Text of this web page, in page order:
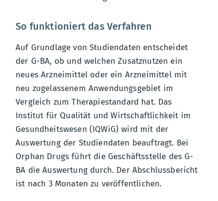
So funktioniert das Verfahren
Auf Grundlage von Studiendaten entscheidet
der G-BA, ob und welchen Zusatznutzen ein
neues Arzneimittel oder ein Arzneimittel mit
neu zugelassenem Anwendungsgebiet im
Vergleich zum Therapiestandard hat. Das
Institut für Qualität und Wirtschaftlichkeit im
Gesundheitswesen (IQWiG) wird mit der
Auswertung der Studiendaten beauftragt. Bei
Orphan Drugs führt die Geschäftsstelle des G-
BA die Auswertung durch. Der Abschlussbericht
ist nach 3 Monaten zu veröffentlichen.